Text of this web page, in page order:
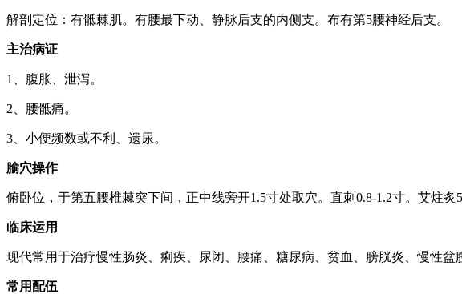
解剖定位：有骶棘肌。有腰最下动、静脉后支的内侧支。布有第5腰神经后支。
主治病证
1、腹胀、泄泻。
2、腰骶痛。
3、小便频数或不利、遗尿。
腧穴操作
俯卧位，于第五腰椎棘突下间，正中线旁开1.5寸处取穴。直刺0.8-1.2寸。艾炷炙
临床运用
现代常用于治疗慢性肠炎、痢疾、尿闭、腰痛、糖尿病、贫血、膀胱炎、慢性盆
常用配伍